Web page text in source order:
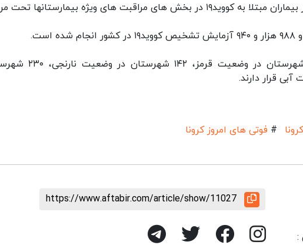
قرار دارند.
کرونا # فوتی های امروز کرونا
https://www.aftabir.com/article/show/11027
: